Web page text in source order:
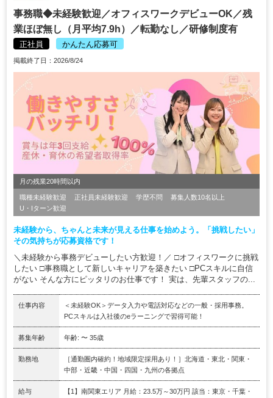
事務職◆未経験歓迎／オフィスワークデビューOK／残
業ほぼ無し（月平均7.9h）／転勤なし／研修制度有
正社員 かんたん応募可
掲載終了日：2026/8/24
月の残業20時間以内
職種未経験歓迎 正社員未経験歓迎 学歴不問
募集人数10名以上
U・Iターン歓迎
未経験から、ちゃんと未来が見える仕事を始めよう。「挑戦したい」
その気持ちが応募資格です！
＼未経験から事務デビューしたい方歓迎！／ □オフィスワークに挑戦
したい □事務職として新しいキャリアを築きたい □PCスキルに自信
がない そんな方にピッタリのお仕事です！ 実は、先輩スタッフの...
仕事内容
＜未経験OK＞データ入力や電話対応などの一般・採用事務。
PCスキルは入社後のeラーニングで習得可能！
募集年齢 年齢: 〜 35歳
勤務地
［通勤圏内確約！地域限定採用あり！］北海道・東北・関東・
中部・近畿・中国・四国・九州の各拠点
給与
【1】南関東エリア 月給：23.5万～30万円 該当：東京・千葉・